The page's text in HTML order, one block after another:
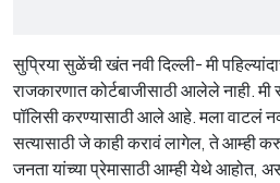
सुप्रिया सुळेंची खंत नवी दिल्ली- मी
राजकारणात कोर्टबाजीसाठी आलेले नाही. मी
पॉलिसी करण्यासाठी आले आहे. मला वाटलं
सत्यासाठी जे काही करावं लागेल, ते आम्ही करु.
जनता यांच्या प्रेमासाठी आम्ही येथे आहोत,